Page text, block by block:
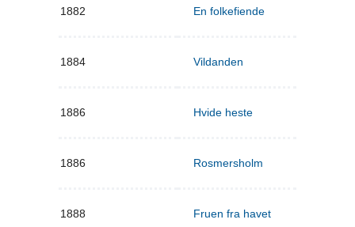
1882 En folkefiende
1884 Vildanden
1886 Hvide heste
1886 Rosmersholm
1888 Fruen fra havet